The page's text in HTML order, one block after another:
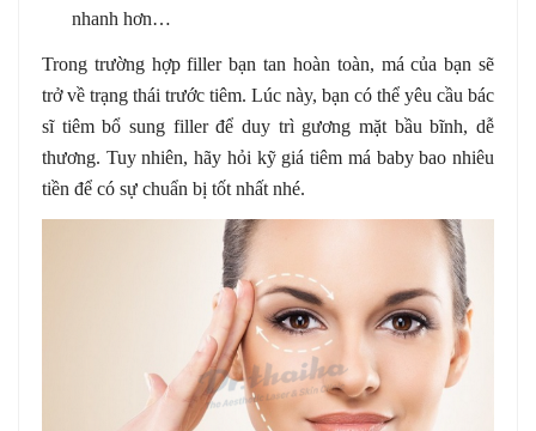
nhanh hơn…
Trong trường hợp filler bạn tan hoàn toàn, má của bạn sẽ
trở về trạng thái trước tiêm. Lúc này, bạn có thể yêu cầu bác
sĩ tiêm bổ sung filler để duy trì gương mặt bầu bĩnh, dễ
thương. Tuy nhiên, hãy hỏi kỹ giá tiêm má baby bao nhiêu
tiền để có sự chuẩn bị tốt nhất nhé.